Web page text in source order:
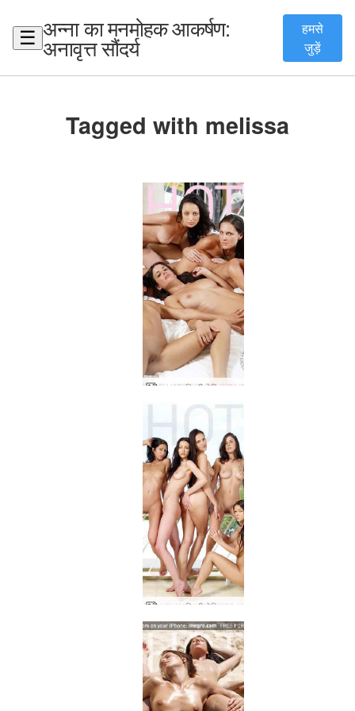
☰ अन्ना का मनमोहक आकर्षण:
अनावृत्त सौंदर्य
हमसे
जुड़ें
Tagged with melissa
एना एस ब्रिगी मेलिसा म्यूरियल सुजी होटल बेसिको
एना एस ब्रिगी मेलिसा म्यूरियल सुजी बेड फॉर्मेशन